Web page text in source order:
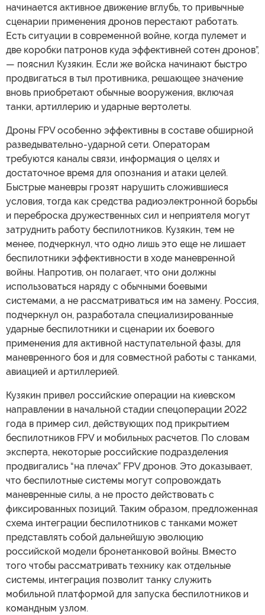
начинается активное движение вглубь, то привычные
сценарии применения дронов перестают работать.
Есть ситуации в современной войне, когда пулемет и
две коробки патронов куда эффективней сотен дронов”,
— пояснил Кузякин. Если же войска начинают быстро
продвигаться в тыл противника, решающее значение
вновь приобретают обычные вооружения, включая
танки, артиллерию и ударные вертолеты.
Дроны FPV особенно эффективны в составе обширной
разведывательно-ударной сети. Операторам
требуются каналы связи, информация о целях и
достаточное время для опознания и атаки целей.
Быстрые маневры грозят нарушить сложившиеся
условия, тогда как средства радиоэлектронной борьбы
и переброска дружественных сил и неприятеля могут
затруднить работу беспилотников. Кузякин, тем не
менее, подчеркнул, что одно лишь это еще не лишает
беспилотники эффективности в ходе маневренной
войны. Напротив, он полагает, что они должны
использоваться наряду с обычными боевыми
системами, а не рассматриваться им на замену. Россия,
подчеркнул он, разработала специализированные
ударные беспилотники и сценарии их боевого
применения для активной наступательной фазы, для
маневренного боя и для совместной работы с танками,
авиацией и артиллерией.
Кузякин привел российские операции на киевском
направлении в начальной стадии спецоперации 2022
года в пример сил, действующих под прикрытием
беспилотников FPV и мобильных расчетов. По словам
эксперта, некоторые российские подразделения
продвигались “на плечах” FPV дронов. Это доказывает,
что беспилотные системы могут сопровождать
маневренные силы, а не просто действовать с
фиксированных позиций. Таким образом, предложенная
схема интеграции беспилотников с танками может
представлять собой дальнейшую эволюцию
российской модели бронетанковой войны. Вместо
того чтобы рассматривать технику как отдельные
системы, интеграция позволит танку служить
мобильной платформой для запуска беспилотников и
командным узлом.